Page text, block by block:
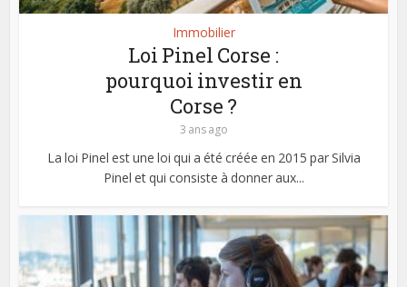
Immobilier
Loi Pinel Corse :
pourquoi investir en
Corse ?
3 ans ago
La loi Pinel est une loi qui a été créée en 2015 par Silvia
Pinel et qui consiste à donner aux...